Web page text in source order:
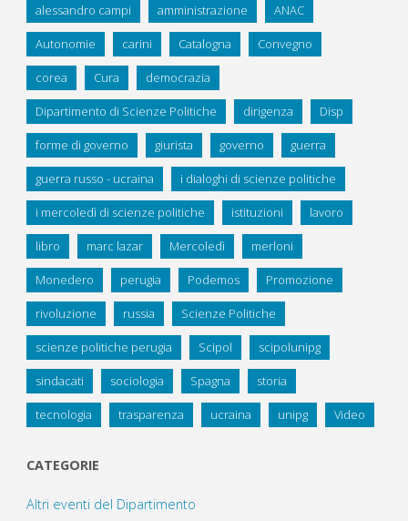
alessandro campi amministrazione ANAC
Autonomie carini Catalogna Convegno
corea Cura democrazia
Dipartimento di Scienze Politiche dirigenza Disp
forme di governo giurista governo guerra
guerra russo - ucraina i dialoghi di scienze politiche
i mercoledì di scienze politiche istituzioni lavoro
libro marc lazar Mercoledì merloni
Monedero perugia Podemos Promozione
rivoluzione russia Scienze Politiche
scienze politiche perugia Scipol scipolunipg
sindacati sociologia Spagna storia
tecnologia trasparenza ucraina unipg Video
CATEGORIE
Altri eventi del Dipartimento